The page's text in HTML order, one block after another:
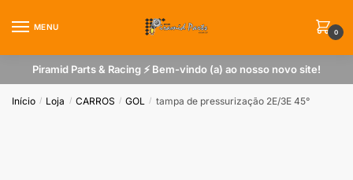
MENU
0
Piramid Parts & Racing ⚡ Bem-vindo (a) ao nosso novo site!
Início / Loja / CARROS / GOL / tampa de pressurização 2E/3E 45°